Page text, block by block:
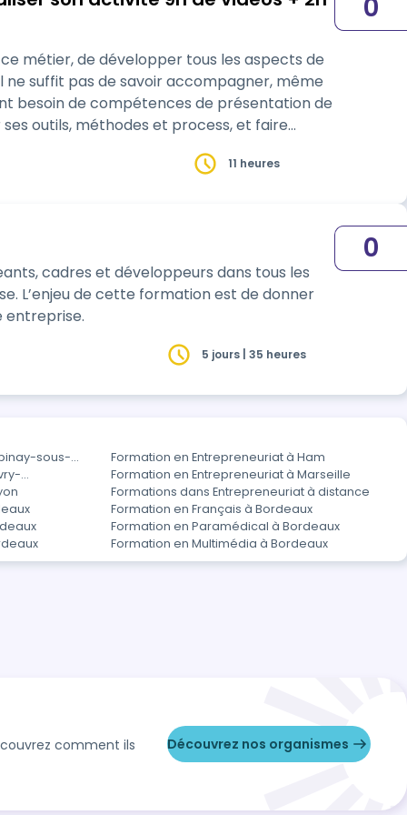
métier, de développer tous les aspects de
ne suffit pas de savoir accompagner, même
besoin de compétences de présentation de
outils, méthodes et process, et faire
0
11 heures
cadres et développeurs dans tous les
L’enjeu de cette formation est de donner
entreprise.
0
5 jours | 35 heures
sous-
Formation en Entrepreneuriat à Ham
Formation en Entrepreneuriat à Marseille
Formations dans Entrepreneuriat à distance
Formation en Français à Bordeaux
Formation en Paramédical à Bordeaux
Formation en Multimédia à Bordeaux
comment ils
Découvrez nos organismes